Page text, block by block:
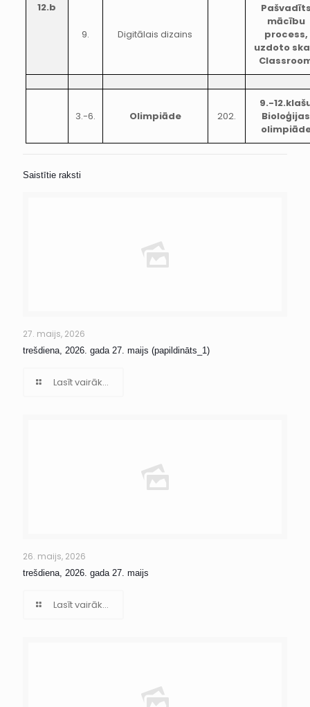
12.b
9. Digitālais dizains
mācību
process,
uzdoto
3.-6. Olimpiāde 202.
9.-
Bioloģijas
Saistītie raksti
27. maijs, 2026
trešdiena, 2026. gada 27. maijs (papildināts_1)
Lasīt vairāk...
26. maijs, 2026
trešdiena, 2026. gada 27. maijs
Lasīt vairāk...